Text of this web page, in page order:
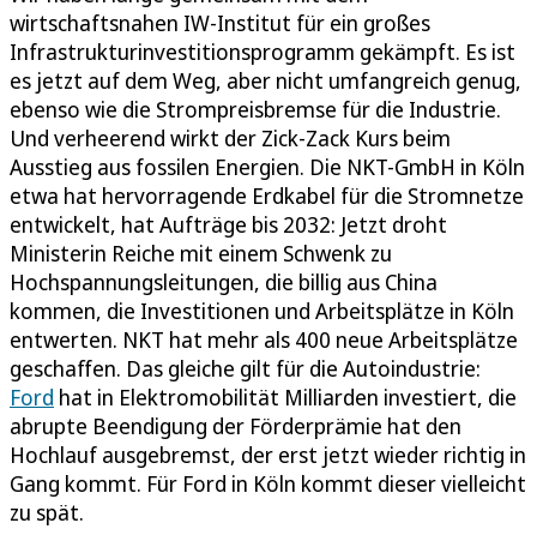
wirtschaftsnahen IW-Institut für ein großes
Infrastrukturinvestitionsprogramm gekämpft. Es ist
es jetzt auf dem Weg, aber nicht umfangreich genug,
ebenso wie die Strompreisbremse für die Industrie.
Und verheerend wirkt der Zick-Zack Kurs beim
Ausstieg aus fossilen Energien. Die NKT-GmbH in Köln
etwa hat hervorragende Erdkabel für die Stromnetze
entwickelt, hat Aufträge bis 2032: Jetzt droht
Ministerin Reiche mit einem Schwenk zu
Hochspannungsleitungen, die billig aus China
kommen, die Investitionen und Arbeitsplätze in Köln
entwerten. NKT hat mehr als 400 neue Arbeitsplätze
geschaffen. Das gleiche gilt für die Autoindustrie:
Ford hat in Elektromobilität Milliarden investiert, die
abrupte Beendigung der Förderprämie hat den
Hochlauf ausgebremst, der erst jetzt wieder richtig in
Gang kommt. Für Ford in Köln kommt dieser vielleicht
zu spät.